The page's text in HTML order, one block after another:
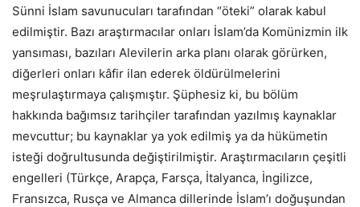
Sünni İslam savunucuları tarafından “öteki” olarak kabul
edilmiştir. Bazı araştırmacılar onları İslam’da Komünizmin ilk
yansıması, bazıları Alevilerin arka planı olarak görürken,
diğerleri onları kâfir ilan ederek öldürülmelerini
meşrulaştırmaya çalışmıştır. Şüphesiz ki, bu bölüm
hakkında bağımsız tarihçiler tarafından yazılmış kaynaklar
mevcuttur; bu kaynaklar ya yok edilmiş ya da hükümetin
isteği doğrultusunda değiştirilmiştir. Araştırmacıların çeşitli
engelleri (Türkçe, Arapça, Farsça, İtalyanca, İngilizce,
Fransızca, Rusça ve Almanca dillerinde İslam’ı doğuşundan